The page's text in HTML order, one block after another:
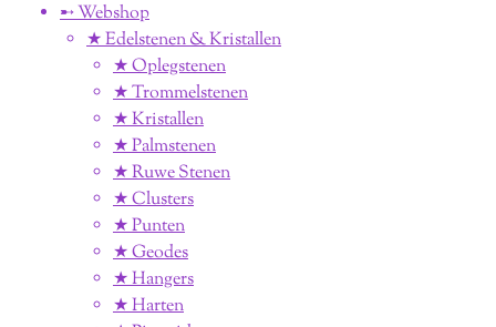
➸ Webshop
★ Edelstenen & Kristallen
★ Oplegstenen
★ Trommelstenen
★ Kristallen
★ Palmstenen
★ Ruwe Stenen
★ Clusters
★ Punten
★ Geodes
★ Hangers
★ Harten